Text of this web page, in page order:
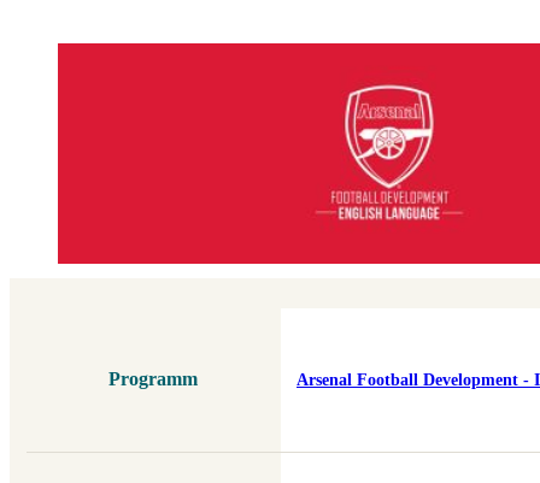
Programm Arsenal Football Development -